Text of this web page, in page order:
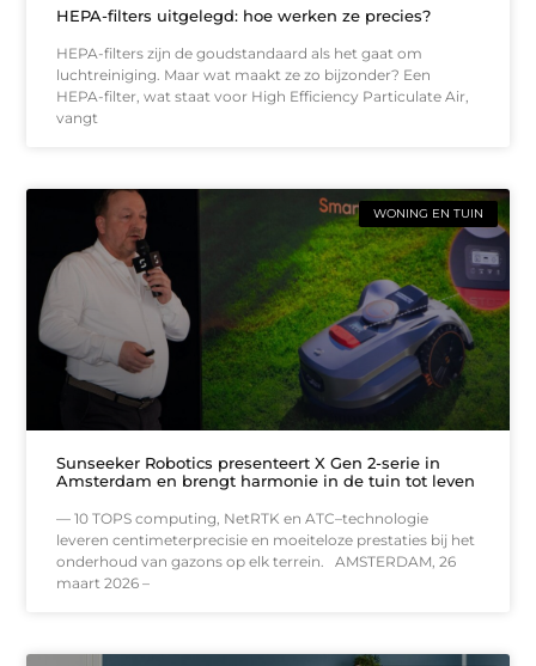
HEPA-filters uitgelegd: hoe werken ze precies?
HEPA-filters zijn de goudstandaard als het gaat om
luchtreiniging. Maar wat maakt ze zo bijzonder? Een
HEPA-filter, wat staat voor High Efficiency Particulate Air,
vangt
WONING EN TUIN
Sunseeker Robotics presenteert X Gen 2-serie in
Amsterdam en brengt harmonie in de tuin tot leven
— 10 TOPS computing, NetRTK en ATC–technologie
leveren centimeterprecisie en moeiteloze prestaties bij het
onderhoud van gazons op elk terrein. AMSTERDAM, 26
maart 2026 –